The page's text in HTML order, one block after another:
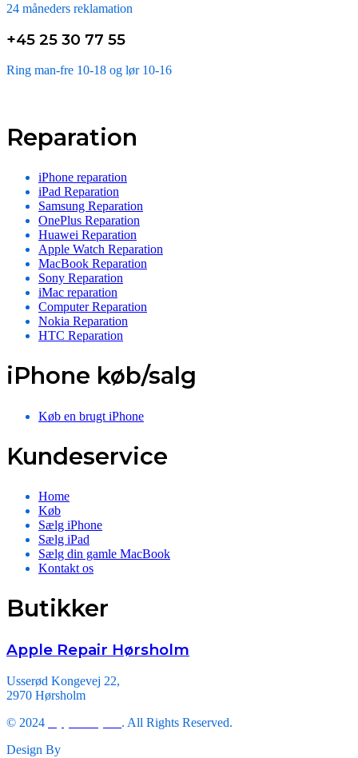
24 måneders reklamation
+45 25 30 77 55
Ring man-fre 10-18 og lør 10-16
Reparation
iPhone reparation
iPad Reparation
Samsung Reparation
OnePlus Reparation
Huawei Reparation
Apple Watch Reparation
MacBook Reparation
Sony Reparation
iMac reparation
Computer Reparation
Nokia Reparation
HTC Reparation
iPhone køb/salg
Køb en brugt iPhone
Kundeservice
Home
Køb
Sælg iPhone
Sælg iPad
Sælg din gamle MacBook
Kontakt os
Butikker
Apple Repair Hørsholm
Usserød Kongevej 22,
2970 Hørsholm
© 2024
. All Rights Reserved.
Design By